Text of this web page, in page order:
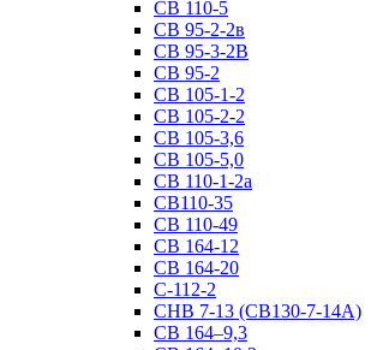
СВ 110-5
СВ 95-2-2в
СВ 95-3-2В
СВ 95-2
СВ 105-1-2
СВ 105-2-2
СВ 105-3,6
СВ 105-5,0
СВ 110-1-2а
СВ110-35
СВ 110-49
СВ 164-12
СВ 164-20
С-112-2
СНВ 7-13 (СВ130-7-14А)
СВ 164–9,3